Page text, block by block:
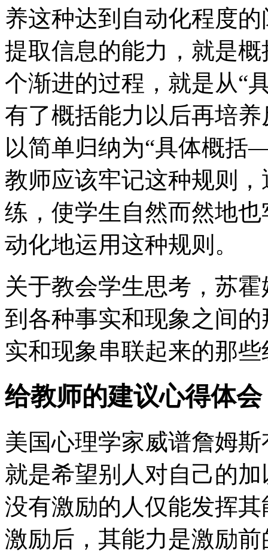
养这种达到自动化程度
提取信息的能力，就是
个渐进的过程，就是从“
有了概括能力以后再培
以简单归纳为“具体概
教师应该牢记这种规则
练，使学生自然而然地
动化地运用这种规则。
关于教会学生思考，苏
到各种事实和现象之间
实和现象串联起来的那些
给教师的建议心得体
美国心理学家威谱詹姆
就是希望别人对自己的
没有激励的人仅能发挥
激励后，其能力是激励